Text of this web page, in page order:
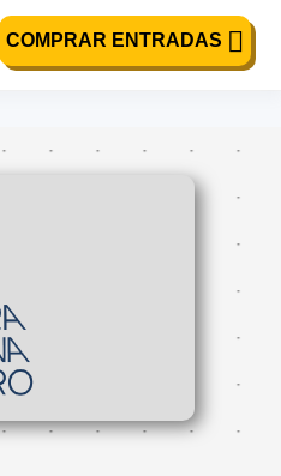
COMPRAR ENTRADAS